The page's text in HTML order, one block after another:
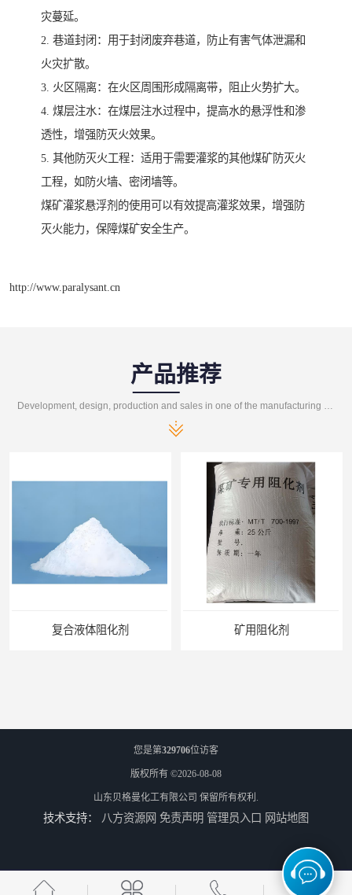
灾蔓延。
2. 巷道封闭：用于封闭废弃巷道，防止有害气体泄漏和
火灾扩散。
3. 火区隔离：在火区周围形成隔离带，阻止火势扩大。
4. 煤层注水：在煤层注水过程中，提高水的悬浮性和渗
透性，增强防灭火效果。
5. 其他防灭火工程：适用于需要灌浆的其他煤矿防灭火
工程，如防火墙、密闭墙等。
煤矿灌浆悬浮剂的使用可以有效提高灌浆效果，增强防
灭火能力，保障煤矿安全生产。
http://www.paralysant.cn
产品推荐
Development, design, production and sales in one of the manufacturing enterprises
矿用阻化剂 悬浮剂配方
您是第329706位访客
版权所有 ©2026-08-08
山东贝格曼化工有限公司 保留所有权利.
技术支持： 八方资源网 免责声明 管理员入口 网站地图